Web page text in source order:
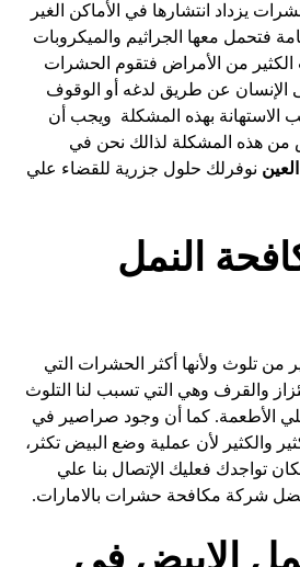
يزداد انتشارها في الأماكن الغير
فتحمل معها الجراثيم والميكروبات
من الأمراض فتقوم الحشرات
الإنسان عن طريق لدغه أو الوقوف
الاستهانة بهذه المشكلة ويجب أن
من هذه المشكلة لذالك نحن في
نوفرلك حلول جزرية للقضاء علي
النمل
من تلوث ولأنها أكثر الحشرات التي
والقرف وهي التي تسبب لنا التلوث
علي الأطعمة. كما أن وجود صراصير في
والكثير لأن عملية وضع البيض تكثر،
تواجدك فعليك الإتصال بنا علي
أفضل شركة مكافحة حشرات بالامارات.